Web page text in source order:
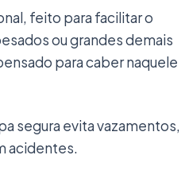
feito para facilitar o
ou grandes demais
para caber naquele
segura evita vazamentos,
acidentes.